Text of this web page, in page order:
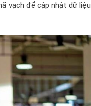
vạch để cập nhật dữ liệu